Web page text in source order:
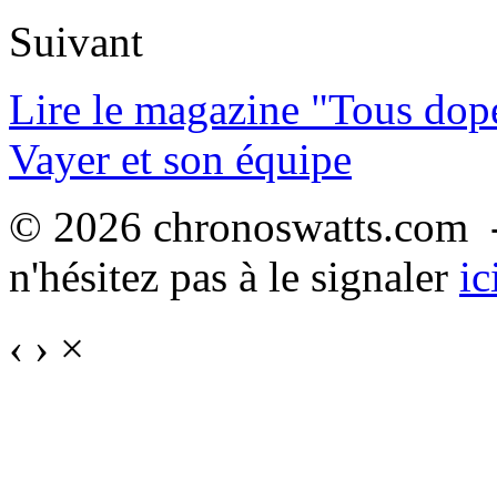
Suivant
Lire le magazine "Tous
Vayer et son équipe
© 2026
n'hésitez pas à le signaler
‹ › ×